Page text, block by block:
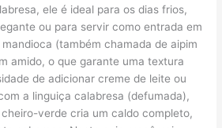
ele é ideal para os dias frios,
ou para servir como entrada em
(também chamada de aipim
amido, o que garante uma textura
de adicionar creme de leite ou
a linguiça calabresa (defumada),
verde cria um caldo completo,